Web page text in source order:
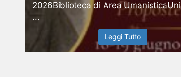
2026Biblioteca di Area
...
Leggi Tutto